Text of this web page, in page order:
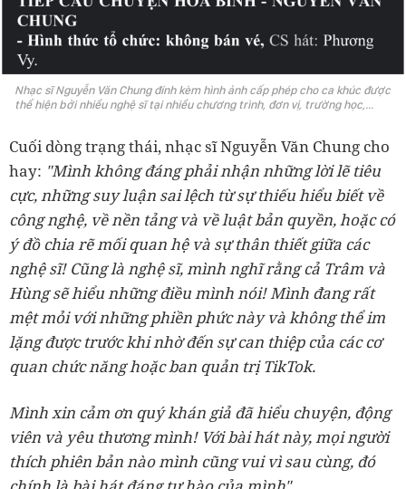
Nhạc sĩ Nguyễn Văn Chung đính kèm hình ảnh cấp phép cho ca khúc được
thể hiện bởi nhiều nghệ sĩ tại nhiều chương trình, đơn vị, trường học,...
Cuối dòng trạng thái, nhạc sĩ Nguyễn Văn Chung cho
hay: "Mình không đáng phải nhận những lời lẽ tiêu
cực, những suy luận sai lệch từ sự thiếu hiểu biết về
công nghệ, về nền tảng và về luật bản quyền, hoặc có
ý đồ chia rẽ mối quan hệ và sự thân thiết giữa các
nghệ sĩ! Cũng là nghệ sĩ, mình nghĩ rằng cả Trâm và
Hùng sẽ hiểu những điều mình nói! Mình đang rất
mệt mỏi với những phiền phức này và không thể im
lặng được trước khi nhờ đến sự can thiệp của các cơ
quan chức năng hoặc ban quản trị TikTok.
Mình xin cảm ơn quý khán giả đã hiểu chuyện, động
viên và yêu thương mình! Với bài hát này, mọi người
thích phiên bản nào mình cũng vui vì sau cùng, đó